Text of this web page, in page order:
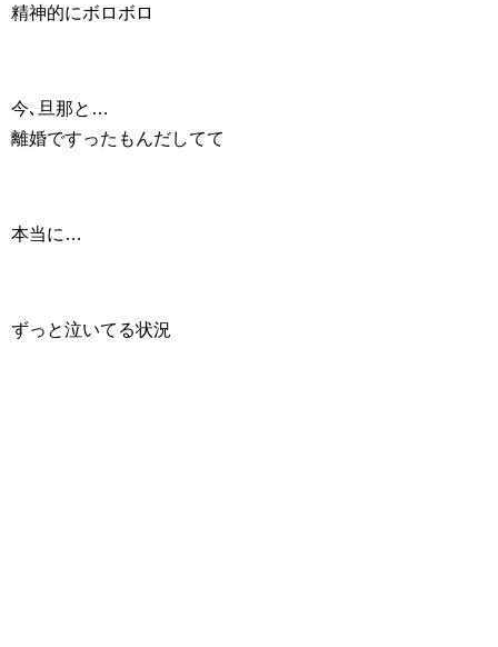
精神的にボロボロ
今､旦那と…
離婚ですったもんだしてて
本当に…
ずっと泣いてる状況